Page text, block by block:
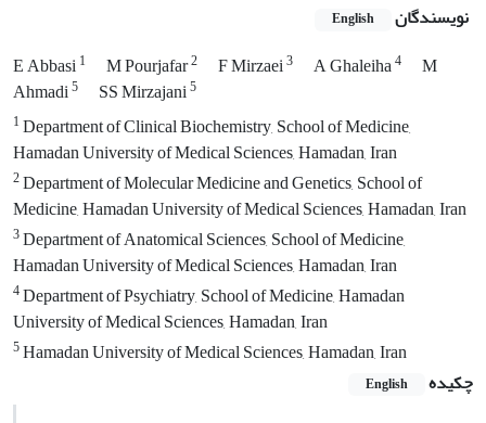
نویسندگان English
E Abbasi1 M Pourjafar2 F Mirzaei3 A Ghaleiha4
M
Ahmadi5 SS Mirzajani5
1Department of Clinical Biochemistry, School of Medicine,
Hamadan University of Medical Sciences, Hamadan, Iran
2Department of Molecular Medicine and Genetics, School of
Medicine, Hamadan University of Medical Sciences, Hamadan, Iran
3Department of Anatomical Sciences, School of Medicine,
Hamadan University of Medical Sciences, Hamadan, Iran
4Department of Psychiatry, School of Medicine, Hamadan
University of Medical Sciences, Hamadan, Iran
5Hamadan University of Medical Sciences, Hamadan, Iran
چکیده
English